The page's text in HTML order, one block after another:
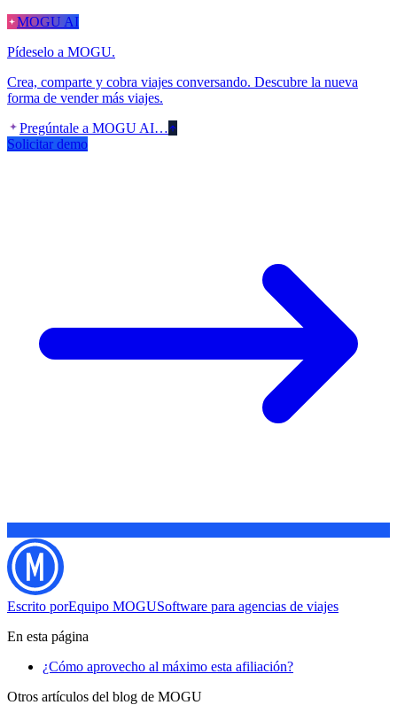
MOGU AI
Pídeselo a MOGU.
Crea, comparte y cobra viajes conversando. Descubre la nueva
forma de vender más viajes.
Pregúntale a MOGU AI…
Solicitar demo
Escrito porEquipo MOGUSoftware para agencias de viajes
En esta página
¿Cómo aprovecho al máximo esta afiliación?
Otros artículos del blog de MOGU